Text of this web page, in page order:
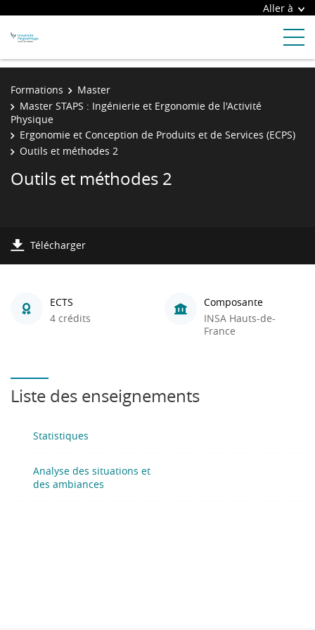
Aller à
Formations
Master
Master STAPS : Ingénierie et Ergonomie de l'Activité
Physique
Ergonomie et Conception de Produits et de Services (ECPS)
Outils et méthodes 2
Outils et méthodes 2
Télécharger
ECTS
4 crédits
Composante
INSA Hauts-de-
France
Liste des enseignements
Statistiques
Analyse des situations et
des ambiances